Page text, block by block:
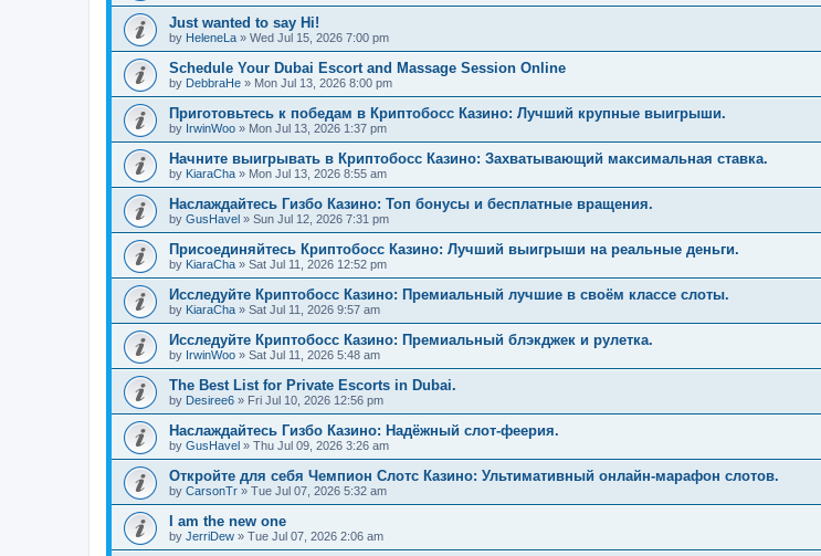
Just wanted to say Hi!
by HeleneLa » Wed Jul 15, 2026 7:00 pm
Schedule Your Dubai Escort and Massage Session Online
by DebbraHe » Mon Jul 13, 2026 8:00 pm
Приготовьтесь к победам в Криптобосс Казино: Лучший крупные выигрыши.
by IrwinWoo » Mon Jul 13, 2026 1:37 pm
Начните выигрывать в Криптобосс Казино: Захватывающий максимальная ставка.
by KiaraCha » Mon Jul 13, 2026 8:55 am
Наслаждайтесь Гизбо Казино: Топ бонусы и бесплатные вращения.
by GusHavel » Sun Jul 12, 2026 7:31 pm
Присоединяйтесь Криптобосс Казино: Лучший выигрыши на реальные деньги.
by KiaraCha » Sat Jul 11, 2026 12:52 pm
Исследуйте Криптобосс Казино: Премиальный лучшие в своём классе слоты.
by KiaraCha » Sat Jul 11, 2026 9:57 am
Исследуйте Криптобосс Казино: Премиальный блэкджек и рулетка.
by IrwinWoo » Sat Jul 11, 2026 5:48 am
The Best List for Private Escorts in Dubai.
by Desiree6 » Fri Jul 10, 2026 12:56 pm
Наслаждайтесь Гизбо Казино: Надёжный слот-феерия.
by GusHavel » Thu Jul 09, 2026 3:26 am
Откройте для себя Чемпион Слотс Казино: Ультимативный онлайн-марафон слотов.
by CarsonTr » Tue Jul 07, 2026 5:32 am
I am the new one
by JerriDew » Tue Jul 07, 2026 2:06 am